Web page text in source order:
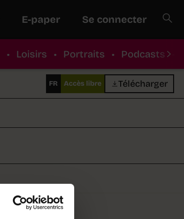
E-paper Se connecter
• Loisirs • Portraits • Podcasts
FR Accès libre Télécharger